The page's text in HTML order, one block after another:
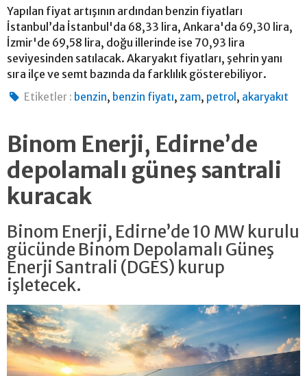
Yapılan fiyat artışının ardından benzin fiyatları
İstanbul’da İstanbul'da 68,33 lira, Ankara'da 69,30 lira,
İzmir'de 69,58 lira, doğu illerinde ise 70,93 lira
seviyesinden satılacak. Akaryakıt fiyatları, şehrin yanı
sıra ilçe ve semt bazında da farklılık gösterebiliyor.
Etiketler : benzin, benzin fiyatı, zam, petrol , akaryakıt
Binom Enerji, Edirne’de
depolamalı güneş santrali
kuracak
Binom Enerji, Edirne’de 10 MW kurulu
gücünde Binom Depolamalı Güneş
Enerji Santrali (DGES) kurup
işletecek.